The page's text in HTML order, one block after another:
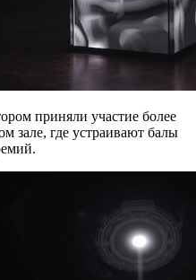
приняли участие более
зале, где устраивают балы